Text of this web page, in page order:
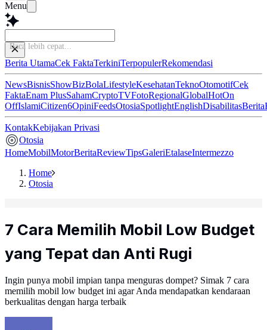
Menu
Simp
Berita UtamaCek FaktaTerkiniTerpopulerRekomendasi
NewsBisnisShowBizBolaLifestyleKesehatanTeknoOtomotifCek
FaktaEnam PlusSahamCryptoTVFotoRegionalGlobalHotOn
OffIslamiCitizen6OpiniFeedsOtosiaSpotlightEnglishDisabilitasBerita
KontakKebijakan Privasi
Otosia
HomeMobilMotorBeritaReviewTipsGaleriEtalaseIntermezzo
Home
Otosia
7 Cara Memilih Mobil Low Budget
yang Tepat dan Anti Rugi
Ingin punya mobil impian tanpa menguras dompet? Simak 7 cara
memilih mobil low budget ini agar Anda mendapatkan kendaraan
berkualitas dengan harga terbaik